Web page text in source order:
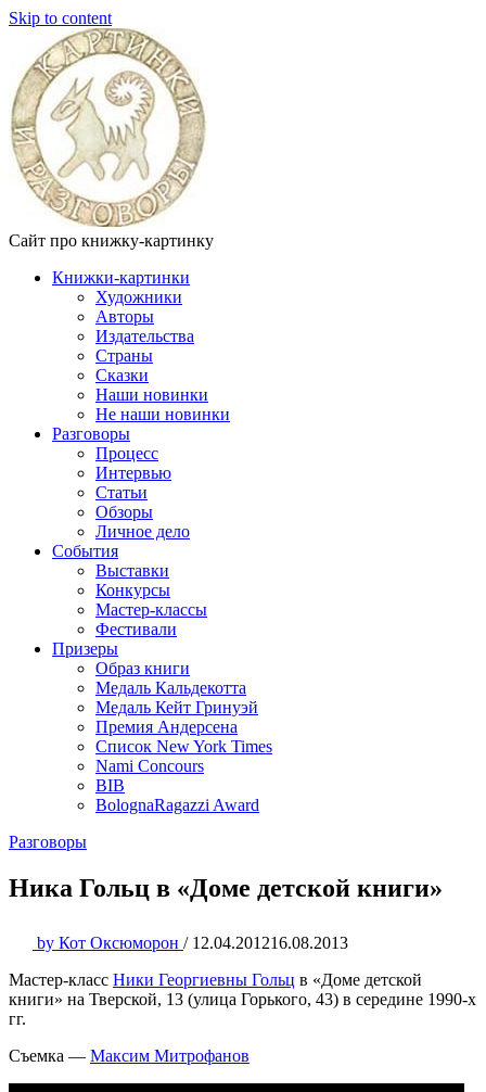
Skip to content
Сайт про книжку-картинку
Книжки-картинки
Художники
Авторы
Издательства
Страны
Сказки
Наши новинки
Не наши новинки
Разговоры
Процесс
Интервью
Статьи
Обзоры
Личное дело
События
Выставки
Конкурсы
Мастер-классы
Фестивали
Призеры
Образ книги
Медаль Кальдекотта
Медаль Кейт Гринуэй
Премия Андерсена
Список New York Times
Nami Concours
BIB
BolognaRagazzi Award
Разговоры
Ника Гольц в «Доме детской книги»
by Кот Оксюморон / 12.04.201216.08.2013
Мастер-класс Ники Георгиевны Гольц в «Доме детской
книги» на Тверской, 13 (улица Горького, 43) в середине 1990-х
гг.
Съемка — Максим Митрофанов